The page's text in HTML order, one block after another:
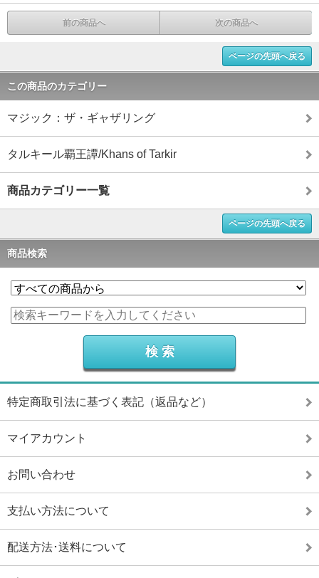
前の商品へ 次の商品へ
ページの先頭へ戻る
この商品のカテゴリー
マジック：ザ・ギャザリング
タルキール覇王譚/Khans of Tarkir
商品カテゴリー一覧
ページの先頭へ戻る
商品検索
特定商取引法に基づく表記（返品など）
マイアカウント
お問い合わせ
支払い方法について
配送方法･送料について